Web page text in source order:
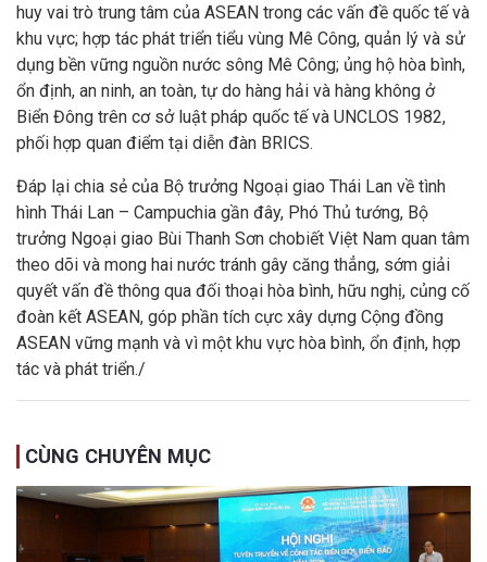
huy vai trò trung tâm của ASEAN trong các vấn đề quốc tế và
khu vực; hợp tác phát triển tiểu vùng Mê Công, quản lý và sử
dụng bền vững nguồn nước sông Mê Công; ủng hộ hòa bình,
ổn định, an ninh, an toàn, tự do hàng hải và hàng không ở
Biển Đông trên cơ sở luật pháp quốc tế và UNCLOS 1982,
phối hợp quan điểm tại diễn đàn BRICS.
Đáp lại chia sẻ của Bộ trưởng Ngoại giao Thái Lan về tình
hình Thái Lan – Campuchia gần đây, Phó Thủ tướng, Bộ
trưởng Ngoại giao Bùi Thanh Sơn chobiết Việt Nam quan tâm
theo dõi và mong hai nước tránh gây căng thẳng, sớm giải
quyết vấn đề thông qua đối thoại hòa bình, hữu nghị, củng cố
đoàn kết ASEAN, góp phần tích cực xây dựng Cộng đồng
ASEAN vững mạnh và vì một khu vực hòa bình, ổn định, hợp
tác và phát triển./
CÙNG CHUYÊN MỤC